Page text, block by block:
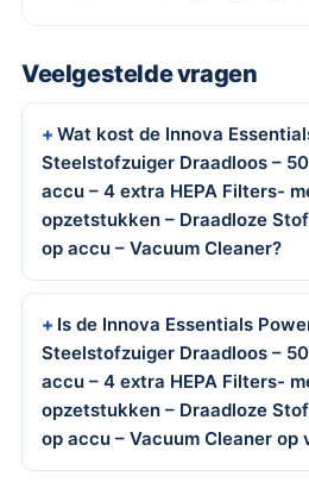
Veelgestelde vragen
Wat kost de Innova
Steelstofzuiger Draadloos –
accu – 4 extra HEPA Filters-
opzetstukken – Draadloze
op accu – Vacuum Cleaner?
Is de Innova Essentials
Steelstofzuiger Draadloos –
accu – 4 extra HEPA Filters-
opzetstukken – Draadloze
op accu – Vacuum Cleaner op